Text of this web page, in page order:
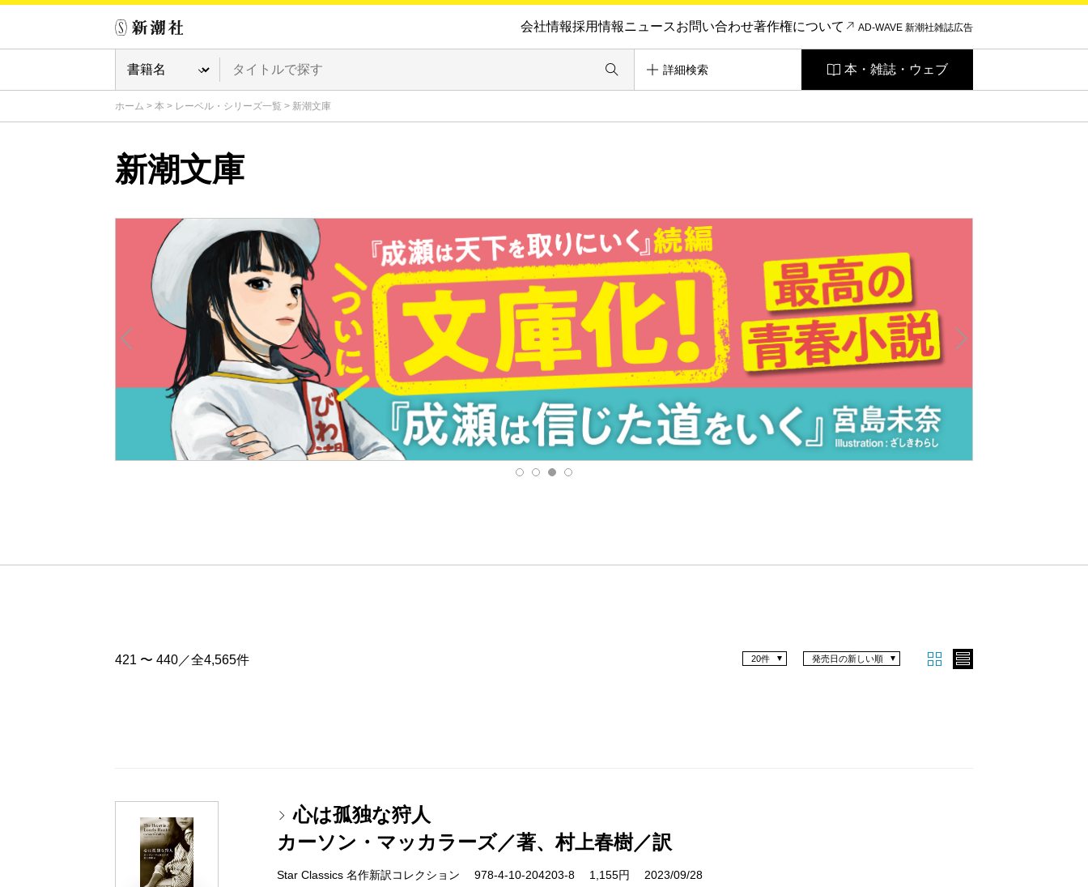
会社情報採用情報ニュースお問い合わせ著作権について AD-WAVE 新潮社雑誌広告
詳細検索 本・雑誌・ウェブ
ホーム > 本 > レーベル・シリーズ一覧 > 新潮文庫
新潮文庫
v
t
421 〜 440／全4,565件 発売日の新しい順
20件
心は孤独な狩人
カーソン・マッカラーズ／著、村上春樹／訳
Star Classics 名作新訳コレクション 978-4-10-204203-8 1,155円 2023/09/28